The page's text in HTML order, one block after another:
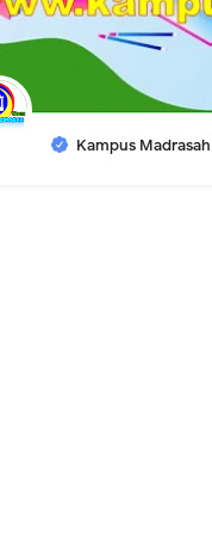
Kampus Madrasah